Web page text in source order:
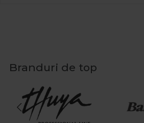
Branduri de top